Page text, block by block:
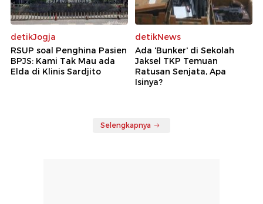
detikJogja
RSUP soal Penghina Pasien
BPJS: Kami Tak Mau ada
Elda di Klinis Sardjito
detikNews
Ada 'Bunker' di Sekolah
Jaksel TKP Temuan
Ratusan Senjata, Apa
Isinya?
Selengkapnya